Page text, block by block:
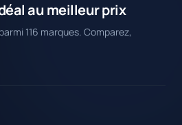
au meilleur prix
116 marques. Comparez,